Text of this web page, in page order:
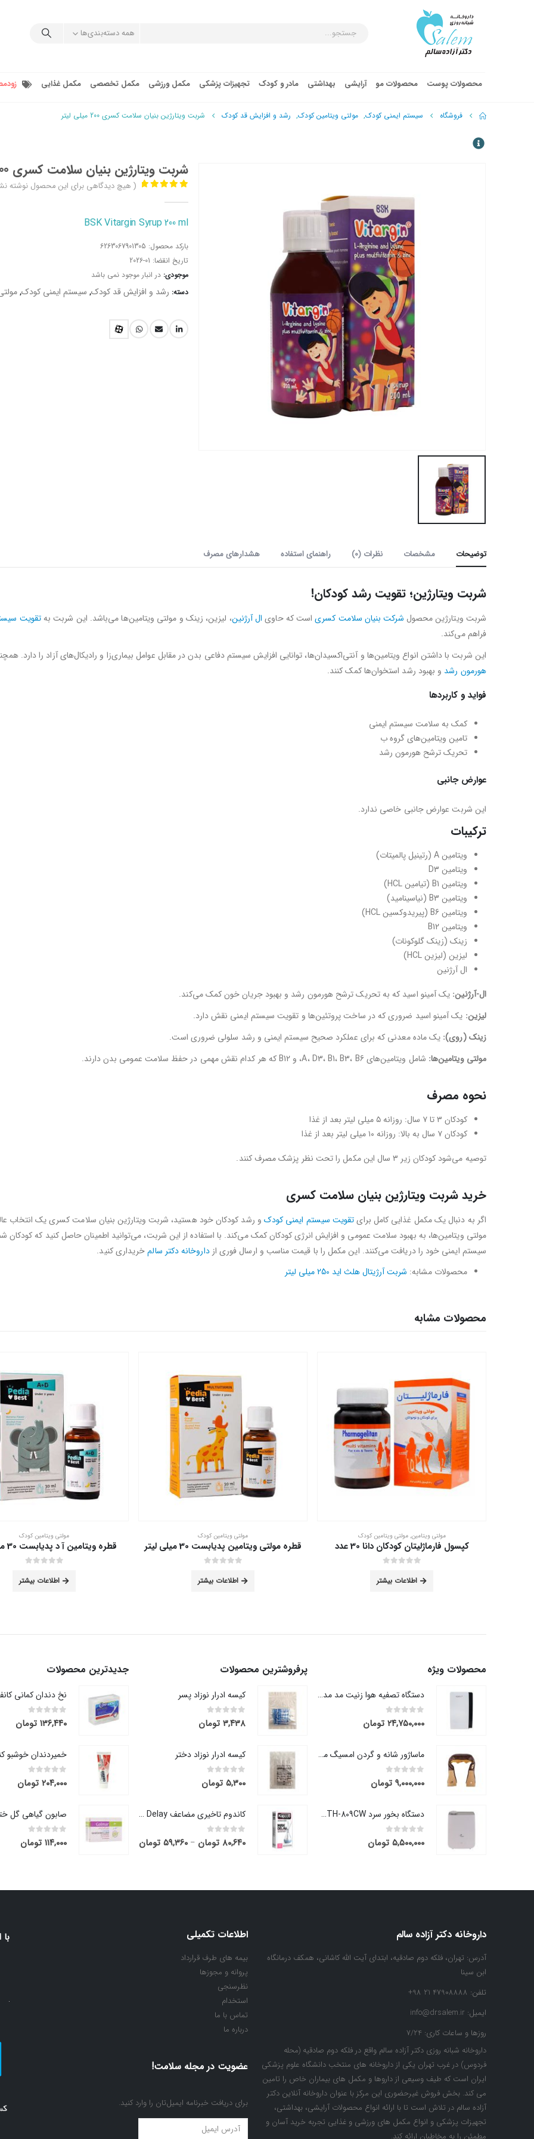
همه دسته‌بندی‌ها
محصولات پوست محصولات مو آرایشی بهداشتی مادر و کودک تجهیزات پزشکی مکمل ورزشی مکمل تخصصی مکمل غذایی
فروشگاه سیستم ایمنی کودک, مولتی ویتامین کودک, رشد و افزایش قد کودک شربت ویتارژین بنیان سلامت کسری 200 میلی لیتر
شربت ویتارژین بنیان سلامت کسری 200 میلی لیتر
( هیچ دیدگاهی برای این محصول نوشته
BSK Vitargin Syrup 200 ml
بارکد محصول: 6263067901305
تاریخ انقضا: 2026-01
موجودی: در انبار موجود نمی باشد
دسته: رشد و افزایش قد کودک, سیستم ایمنی کودک,
توضیحات مشخصات نظرات (0) راهنمای استفاده هشدارهای مصرف
شربت ویتارژین؛ تقویت رشد کودکان!
شربت ویتارژین محصول شرکت بنیان سلامت کسریاست که حاوی ال آرژنین، لیزین، زینک و مولتی ویتامین‌ها می‌باشد. این شربت بهتقویت
فراهم می‌کند.
این شربت با داشتن انواع ویتامین‌ها و آنتی‌اکسیدان‌ها، توانایی افزایش سیستم دفاعی بدن در مقابل عوامل بیماری‌زا و رادیکال‌های آزاد را دارد.
هورمون رشد و بهبود رشد استخوان‌ها کمک کنند.
فواید و کاربردها
کمک به سلامت سیستم ایمنی
تامین ویتامین‌های گروه ب
تحریک ترشح هورمون رشد
عوارض جانبی
این شربت عوارض جانبی خاصی ندارد.
ترکیبات
ویتامین A (رتینیل پالمیتات)
ویتامین D3
ویتامین B1 (تیامین HCL)
ویتامین B3 (نیاسینامید)
ویتامین B6 (پیریدوکسین HCL)
ویتامین B12
زینک (زینک گلوکونات)
لیزین (لیزین HCL)
ال آرژنین
ال-آرژنین: یک آمینو اسید که به تحریک ترشح هورمون رشد و بهبود جریان خون کمک می‌کند.
لیزین: یک آمینو اسید ضروری که در ساخت پروتئین‌ها و تقویت سیستم ایمنی نقش دارد.
زینک (روی): یک ماده معدنی که برای عملکرد صحیح سیستم ایمنی و رشد سلولی ضروری است.
مولتی ویتامین‌ها: شامل ویتامین‌های A، D3، B1، B3، B6، و B12 که هر کدام نقش مهمی در حفظ سلامت عمومی بدن دارند.
نحوه مصرف
کودکان ۳ تا ۷ سال: روزانه ۵ میلی لیتر بعد از غذا
کودکان ۷ سال به بالا: روزانه ۱۰ میلی لیتر بعد از غذا
توصیه می‌شود کودکان زیر ۳ سال این مکمل را تحت نظر پزشک مصرف کنند.
خرید شربت ویتارژین بنیان سلامت کسری
اگر به دنبال یک مکمل غذایی کامل برایتقویت سیستم ایمنی کودک و رشد کودکان خود هستید، شربت ویتارژین بنیان سلامت کسری یک انتخاب
مولتی ویتامین‌ها، به بهبود سلامت عمومی و افزایش انرژی کودکان کمک می‌کند. با استفاده از این شربت، می‌توانید اطمینان حاصل کنید که کودکان
سیستم ایمنی خود را دریافت می‌کنند. این مکمل را با قیمت مناسب و ارسال فوری ازداروخانه دکتر سالمخریداری کنید.
محصولات مشابه: شربت آرژیتال هلث اید 250 میلی لیتر
محصولات مشابه
مولتی ویتامین کودک
قطره مولتی ویتامین پدیابست 30 میلی لیتر
اطلاعات بیشتر
مولتی ویتامین کودک
قطره ویتامین آ د پدیابست 30 میلی لیتر
اطلاعات بیشتر
مولتی ویتامین کودک
شربت کیدی کر ویتابیوتیکس 200 میلی لیتر
اطلاعات بیشتر
محصولات ویژه
دستگاه تصفیه هوا زنیت مد مدل AP100
۲۴,۷۵۰,۰۰۰ تومان
ماساژور شانه و گردن امسیگ مدل ML105
۹,۰۰۰,۰۰۰ تومان
دستگاه بخور سرد ZTH-809CW زنیت مد
۵,۵۰۰,۰۰۰ تومان
پرفروشترین محصولات
کیسه ادرار نوزاد پسر
0
out of 5
۳,۴۳۸ تومان
کیسه ادرار نوزاد دختر
۵,۳۰۰ تومان
کاندوم تاخیری مضاعف Max Delay کاپوت
0
out of 5
۸۰,۶۴۰ تومان – ۵۹,۳۶۰ تومان
جدیدترین محصولات
0
out of 5
۱۳۶,۴۴۰ تومان
۲۰۴,۰۰۰ تومان
۱۱۴,۰۰۰ تومان
داروخانه دکتر آزاده سالم
آدرس: تهران، فلکه دوم صادقیه، ابتدای آیت الله کاشانی، همکف درمانگاه
ابن سینا
تلفن: 47908888 21 98+
ایمیل: info@drsalem.ir
روزها و ساعات کاری: 7/24
داروخانه شبانه روزی دکتر آزاده سالم واقع در فلکه دوم صادقیه (محله
فردوس) در غرب تهران یکی از داروخانه های منتخب دانشگاه علوم پزشکی
ایران است که طیف وسیعی از داروها و مکمل های بیماران خاص را تامین
می کند. بخش فروش غیرحضوری این مرکز با عنوان داروخانه آنلاین دکتر
آزاده سالم در تلاش است تا با ارائه انواع محصولات آرایشی، بهداشتی،
تجهیزات پزشکی و انواع مکمل های ورزشی و غذایی تجربه خرید آسان و
مطمئن را به مخاطبان ارائه کند.
اطلاعات تکمیلی
بیمه های طرف قرارداد
پروانه و مجوزها
نظرسنجی
استخدام
تماس با ما
درباره ما
عضویت در مجله سلامت!
برای دریافت خبرنامه ایمیل‌تان را وارد کنید.
عضویت